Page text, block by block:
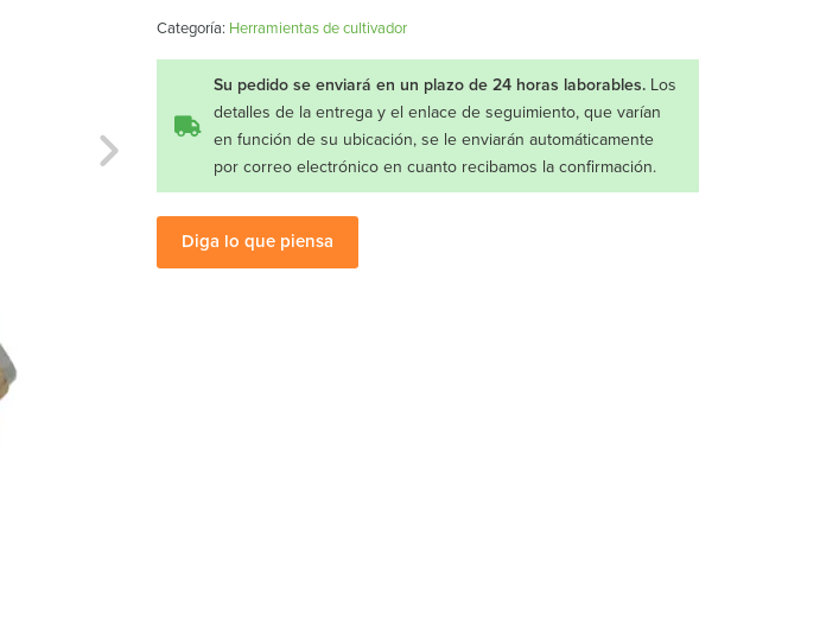
madera
cultivador
cantidad
Categoría: Herramientas de cultivador
Su pedido se enviará en un plazo de 24 horas laborables.Los
detalles de la entrega y el enlace de seguimiento, que varían
en función de su ubicación, se le enviarán automáticamente
por correo electrónico en cuanto recibamos la confirmación.
Diga lo que piensa